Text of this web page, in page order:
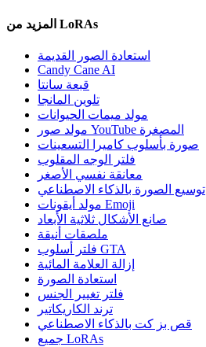
المزيد من LoRAs
استعادة الصور القديمة
Candy Cane AI
قبعة سانتا
تلوين المانجا
مولد ميمات الحيوانات
مولد صور YouTube المصغرة
صورة بأسلوب كاميرا التسعينات
فلتر الوجه المقلوب
معانقة نفسي الأصغر
توسيع الصورة بالذكاء الاصطناعي
مولد أيقونات Emoji
صانع الأشكال ثلاثية الأبعاد
ملصقات أنيقة
فلتر أسلوب GTA
إزالة العلامة المائية
استعادة الصورة
فلتر تغيير الجنس
ترند الكاريكاتير
قص بز كت بالذكاء الاصطناعي
جميع LoRAs